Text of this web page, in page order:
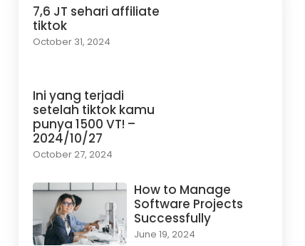
7,6 JT sehari affiliate
tiktok
October 31, 2024
Ini yang terjadi
setelah tiktok kamu
punya 1500 VT! –
2024/10/27
October 27, 2024
How to Manage
Software Projects
Successfully
June 19, 2024